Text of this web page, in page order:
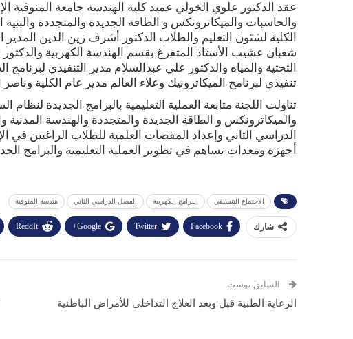
عقد الدكتور علوي الخولي عميد كلية الهندسة جامعة المنوفية
والحاسبات والميكاترونكس و الطاقة الجديدة والمتجددة
الكلية لشئون التعليم والطلاب الدكتور أشرف زين الدين المدير
شعبان عشيب الأستاذ المتفرغ بقسم الهندسة الكهربية
التحتية والمياه والدكتور علي عبدالسلام مدير التنفيذي
تنفيذي لبرنامج الميكاترونيك وعلاء العالم مدير عام الكلية
تناولت اللجنة متابعة العملية التعليمية بالبرامج الجديدة
والميكاترونكس و الطاقة الجديدة والمتجددة والهندسة المدنية
الدراسي الثاني وإعداد المقصات العلمية للطلاب الراغبين في
أجهزة ومعدات تساهم في تطوير العملية التعليمية والبرامج
الاجتماع التنسيقي البرامج الكهربية الفصل الدراسي الثاني هندسة المنوفية
شارك Facebook
Twitter
Google+
ReddIt
السابق بوست
الرعاية الطبية قبل وبعد العلاج التداخلي للأمراض الباطنية